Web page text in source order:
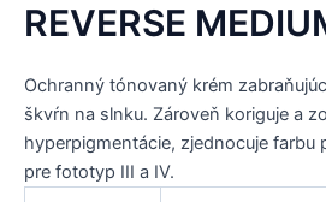
REVERSE
Ochranný tónovaný krém
škvŕn na slnku. Zároveň koriguje a
hyperpigmentácie, zjednocuje
pre fototyp III a IV.